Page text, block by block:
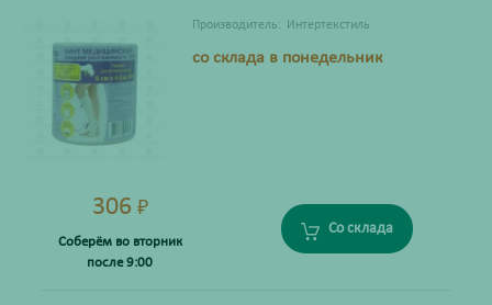
Производитель: Интертекстиль
со склада в понедельник
306 ₽
Соберём во вторник
после 9:00
Со склада